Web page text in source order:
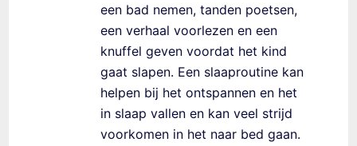
een bad nemen, tanden poetsen,
een verhaal voorlezen en een
knuffel geven voordat het kind
gaat slapen. Een slaaproutine kan
helpen bij het ontspannen en het
in slaap vallen en kan veel strijd
voorkomen in het naar bed gaan.